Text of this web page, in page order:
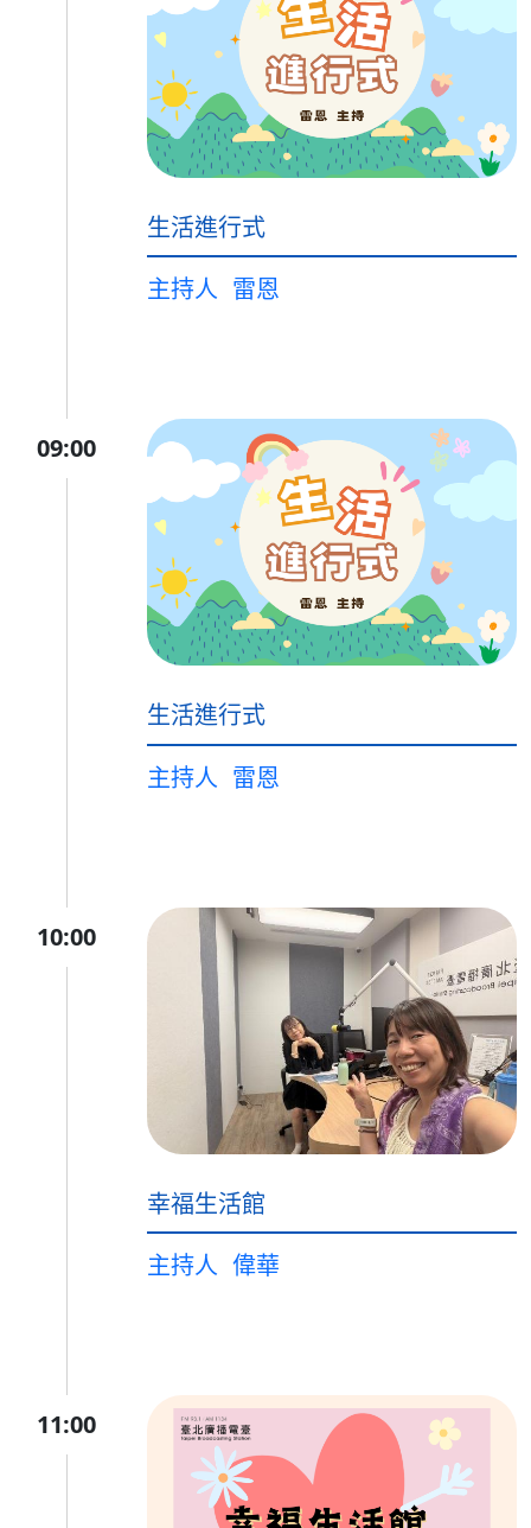
生活進行式
主持人 雷恩
09:00
生活進行式
主持人 雷恩
10:00
幸福生活館
主持人 偉華
11:00